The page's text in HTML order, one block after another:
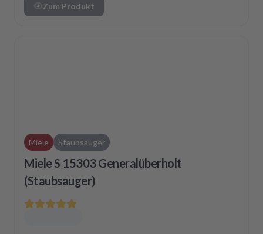
Zum Produkt
Miele Staubsauger
Miele S 15303 Generalüberholt
(Staubsauger)